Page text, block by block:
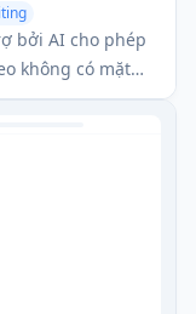
bởi AI cho phép
không có mặt
hình ảnh có thể